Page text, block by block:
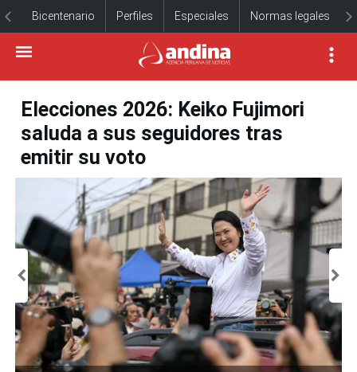
Bicentenario Perfiles Especiales Normas legales
Elecciones 2026: Keiko Fujimori
saluda a sus seguidores tras
emitir su voto